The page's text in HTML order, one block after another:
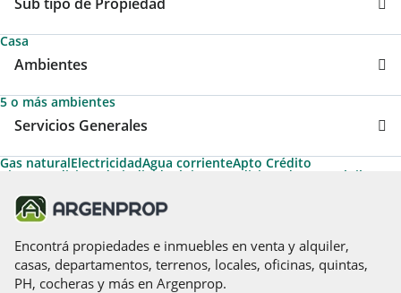
Casa
Ambientes
5 o más ambientes
Servicios Generales
Gas naturalElectricidadAgua corrienteApto Crédito
Aire acondicionado individual Aire acondicionado central Pileta
Encontrá propiedades e inmuebles en venta y alquiler,
casas, departamentos, terrenos, locales, oficinas, quintas,
PH, cocheras y más en Argenprop.